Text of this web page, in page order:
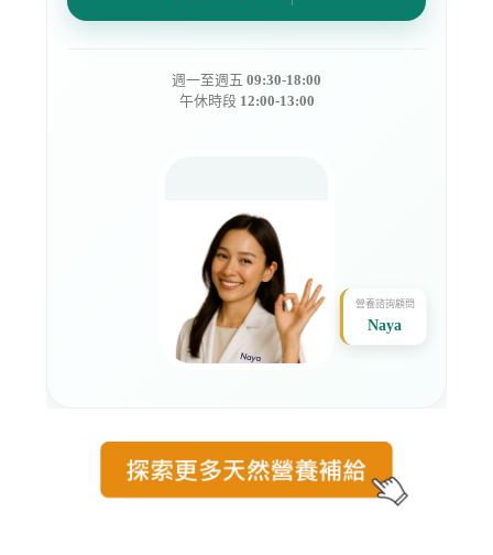
週一至週五 09:30-18:00
午休時段 12:00-13:00
營養諮詢顧問
Naya